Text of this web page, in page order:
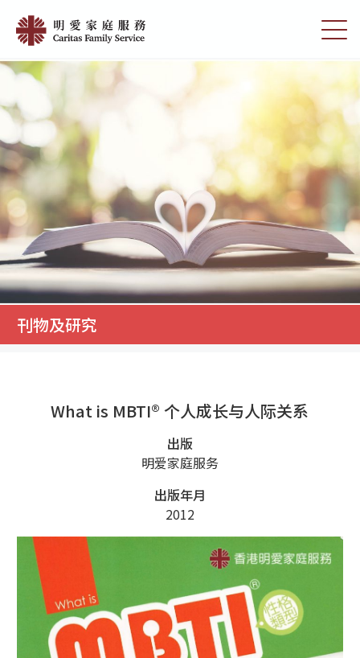
main
content
切
换
选
单
刊
研
愛
家
庭
服
務
刊物及研究
What is MBTI® 个人成长与人际关系
出版
明爱家庭服务
出版年月
2012